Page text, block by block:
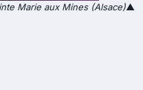
Marie aux Mines (Alsace)▲